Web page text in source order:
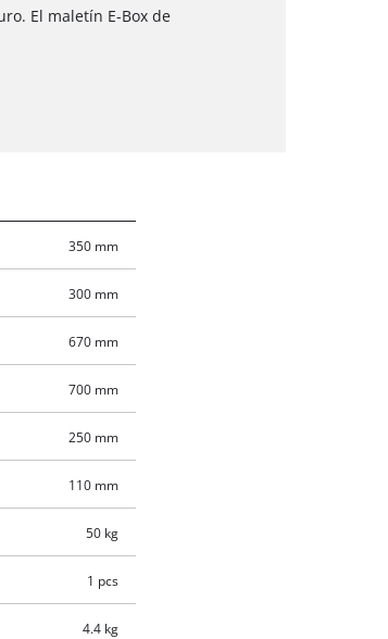
El maletín E-Box de
350 mm
300 mm
670 mm
700 mm
250 mm
110 mm
50 kg
1 pcs
4.4 kg